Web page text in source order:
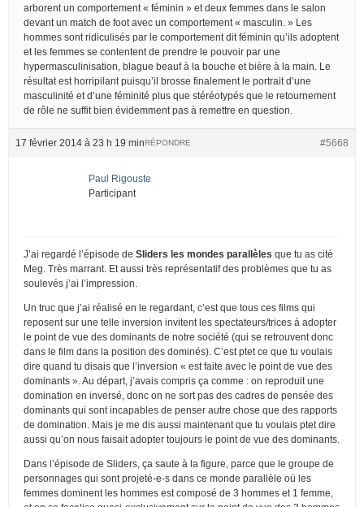
arborent un comportement « féminin » et deux femmes dans le salon
devant un match de foot avec un comportement « masculin. » Les
hommes sont ridiculisés par le comportement dit féminin qu’ils adoptent
et les femmes se contentent de prendre le pouvoir par une
hypermasculinisation, blague beauf à la bouche et bière à la main. Le
résultat est horripilant puisqu’il brosse finalement le portrait d’une
masculinité et d’une féminité plus que stéréotypés que le retournement
de rôle ne suffit bien évidemment pas à remettre en question.
17 février 2014 à 23 h 19 min #5668
RÉPONDRE
Paul Rigouste
Participant
J’ai regardé l’épisode de Sliders les mondes parallèles que tu as cité
Meg. Très marrant. Et aussi très représentatif des problèmes que tu as
soulevés j’ai l’impression.
Un truc que j’ai réalisé en le regardant, c’est que tous ces films qui
reposent sur une telle inversion invitent les spectateurs/trices à adopter
le point de vue des dominants de notre société (qui se retrouvent donc
dans le film dans la position des dominés). C’est ptet ce que tu voulais
dire quand tu disais que l’inversion « est faite avec le point de vue des
dominants ». Au départ, j’avais compris ça comme : on reproduit une
domination en inversé, donc on ne sort pas des cadres de pensée des
dominants qui sont incapables de penser autre chose que des rapports
de domination. Mais je me dis aussi maintenant que tu voulais ptet dire
aussi qu’on nous faisait adopter toujours le point de vue des dominants.
Dans l’épisode de Sliders, ça saute à la figure, parce que le groupe de
personnages qui sont projeté-e-s dans ce monde parallèle où les
femmes dominent les hommes est composé de 3 hommes et 1 femme,